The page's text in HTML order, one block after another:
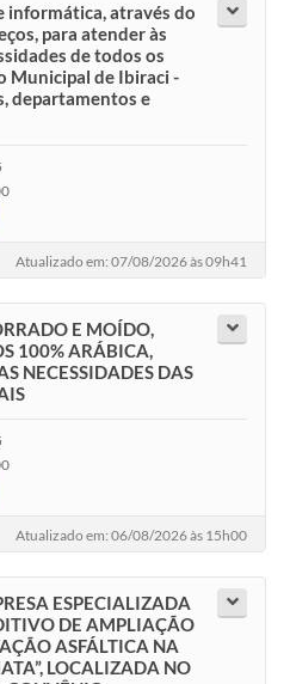
informática, através do
para atender às
de todos os
Municipal de Ibiraci -
departamentos e
Atualizado em: 07/08/2026 às 09h41
E MOÍDO,
100% ARÁBICA,
NECESSIDADES DAS
Atualizado em: 06/08/2026 às 15h00
ESPECIALIZADA
DE AMPLIAÇÃO
ASFÁLTICA NA
LOCALIZADA NO